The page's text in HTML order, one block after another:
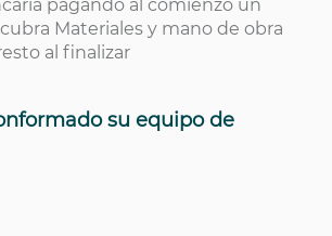
pagando al comienzo un
Materiales y mano de obra
al finalizar
su equipo de